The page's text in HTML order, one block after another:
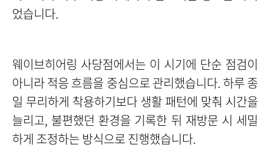
었습니다.
웨이브히어링 사당점에서는 이 시기에 단순 점검이
아니라 적응 흐름을 중심으로 관리했습니다. 하루 종
일 무리하게 착용하기보다 생활 패턴에 맞춰 시간을
늘리고, 불편했던 환경을 기록한 뒤 재방문 시 세밀
하게 조정하는 방식으로 진행했습니다.